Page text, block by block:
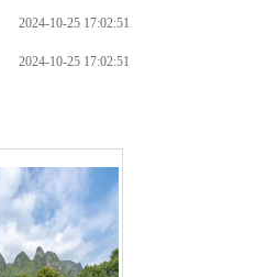
2024-10-25 17:02:51
2024-10-25 17:02:51